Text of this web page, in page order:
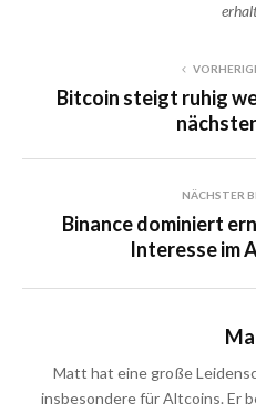
Bitcoin steigt ruhig
NÄCHSTER
Binance dominiert
Interesse im
Matt hat eine große
insbesondere für Altcoins. Er